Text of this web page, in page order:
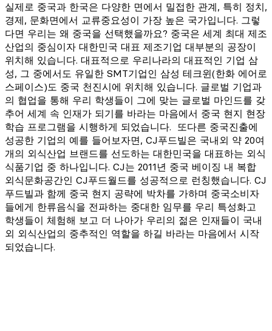
실제로 중국과 한국은 다양한 면에서 밀접한 관계, 특히 정치,
경제, 문화면에서 교류중요성이 가장 높은 국가입니다. 그렇
다면 우리는 왜 중국을 선택했을까요? 중국은 세계 최대 제조
산업의 중심이자 대한민국 대표 제조기업 대부분의 공장이
위치해 있습니다. 대표적으로 우리나라의 대표적인 기업 삼
성, 그 중에서도 유일한 SMT기업인 삼성 테크윈(한화 에어로
스페이스)도 중국 천진시에 위치해 있습니다. 글로벌 기업과
의 협업을 통해 우리 학생들이 그에 맞는 글로벌 마인드를 갖
추어 세계 속 인재가 되기를 바라는 마음에서 중국 현지 현장
학습 프로그램을 시행하게 되었습니다. 또다른 중국진출에
성공한 기업의 예를 들어보자면, CJ푸드빌은 국내외 약 20여
개의 외식산업 브랜드를 선도하는 대한민국을 대표하는 외식
식품기업 중 하나입니다. CJ는 2011년 중국 베이징 내 복합
외식문화공간인 CJ푸드월드를 성공적으로 런칭했습니다. CJ
푸드빌과 함께 중국 현지 공략에 박차를 가하며 중국소비자
들에게 한류음식을 전파하는 중대한 임무를 우리 특성화고
학생들이 체험해 보고 더 나아가 우리의 젊은 인재들이 국내
외 외식산업의 중추적인 역할을 하길 바라는 마음에서 시작
되었습니다.